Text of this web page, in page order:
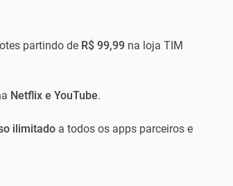
partindo deR$ 99,99na loja TIM
Netflix e YouTube.
ilimitado a todos os apps parceiros e